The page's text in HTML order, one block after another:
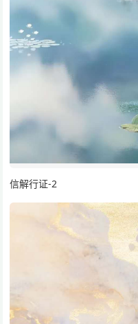
信解行证-2